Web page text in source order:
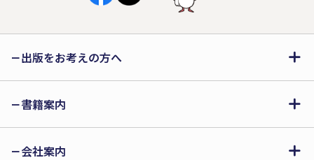
出版をお考えの方へ
書籍案内
会社案内